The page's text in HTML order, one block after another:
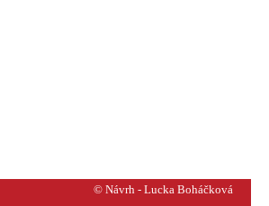
© Návrh - Lucka Boháčková